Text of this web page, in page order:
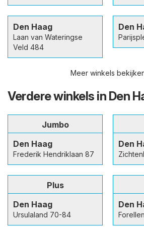
Den Haag
Laan van Wateringse
Veld 484
Den
Meer winkels
Verdere winkels in Den
Jumbo
Den Haag
Frederik Hendriklaan 87
Den
Plus
Den Haag
Ursulaland 70-84
Den